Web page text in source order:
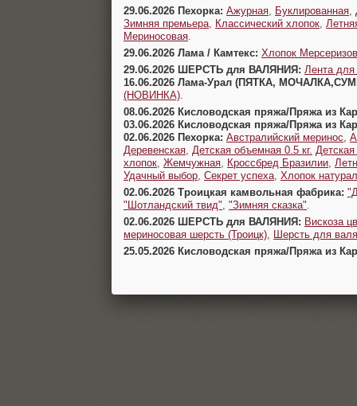
29.06.2026 Пехорка: Ажурная Буклированная
Зимняя премьера
Классический хлопок
Мериносовая
29.06.2026 Лама / Камтекс: Хлопок
29.06.2026 ШЕРСТЬ для ВАЛЯНИЯ: Лента для
16.06.2026 Лама-Урал (ПЯТКА,
(НОВИНКА)
08.06.2026 Кисловодская пряжа/Пряжа из
03.06.2026 Кисловодская пряжа/Пряжа из
02.06.2026 Пехорка: Австралийский меринос
Деревенская Детская объемная 0.5 кг.
хлопок Жемчужная Кроссбред Бразилии
Удачный выбор Секрет успеха Хлопок
02.06.2026 Троицкая камвольная фабрика:
"Шотландский твид" "Зимняя сказка"
02.06.2026 ШЕРСТЬ для ВАЛЯНИЯ: Вискоза
мериносовая шерсть (Троицк)
Шерсть для
25.05.2026 Кисловодская пряжа/Пряжа из